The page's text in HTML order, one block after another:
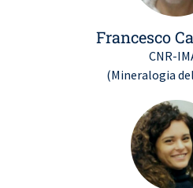
Francesco
CNR-
(Mineralogia